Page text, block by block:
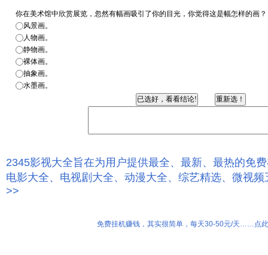
你在美术馆中欣赏展览，忽然有幅画吸引了你的目光，你觉得这是幅怎样的画？
风景画。
人物画。
静物画。
裸体画。
抽象画。
水墨画。
2345影视大全旨在为用户提供最全、最新、最热的免
电影大全、电视剧大全、动漫大全、综艺精选、微视
>>
免费挂机赚钱，其实很简单，每天30-50元/天……点